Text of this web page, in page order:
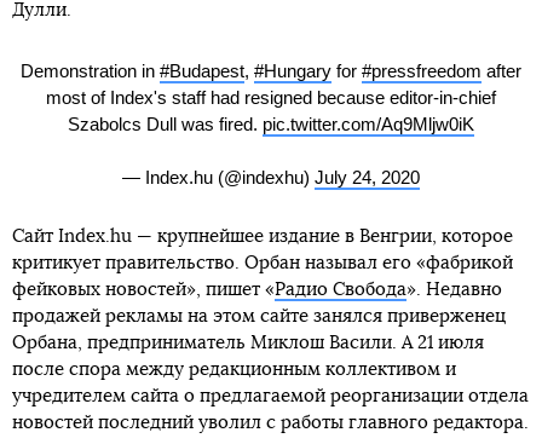
Дулли.
Demonstration in #Budapest, #Hungary for #pressfreedom after
most of Index's staff had resigned because editor-in-chief
Szabolcs Dull was fired. pic.twitter.com/Aq9Mljw0iK
— Index.hu (@indexhu) July 24, 2020
Сайт Index.hu — крупнейшее издание в Венгрии, которое
критикует правительство. Орбан называл его «фабрикой
фейковых новостей», пишет «Радио Свобода». Недавно
продажей рекламы на этом сайте занялся приверженец
Орбана, предприниматель Миклош Васили. А 21 июля
после спора между редакционным коллективом и
учредителем сайта о предлагаемой реорганизации отдела
новостей последний уволил с работы главного редактора.